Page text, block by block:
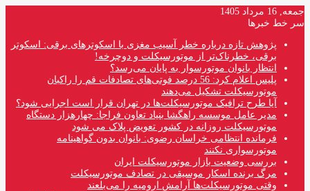
جمعه, 16 مرداد 1405
سر خط خبرها
پژوهش تازه درباره خطر آسیب مغزی با اسکوترهای برقی: اسکوتر
برقی، خطرناک‌تر از موتورسیکلت و دوچرخه!
انتظار بانوان موتورسوار به پایان می‌رسد؟
پلیس اعلام کرد: 56 درصد فوتی‌های تصادفات قم را راکبان
موتورسیکلت تشکیل می‌دهند
آیا طرح ترافیک موتورسیکلت‌ها در تهران قرار است اجرایی شود؟
مدیر عامل موسسه راهگشا بنیاد تعاون فراجا: چهارهزار دستگاه
موتورسیکلت روزانه در کشور تعویض پلاک می شود
فرمانده انتظامی خراسان رضوی: بانوان بدون گواهینامه
موتورسواری نکنند
بررسی وضعیت بازار موتورسیکلت ایران
مرگ برنده اسکار موسیقی در تصادف موتورسیکلت
وقتی موتورسیکلت‌ها آرامش ارومیه را می‌بلعند